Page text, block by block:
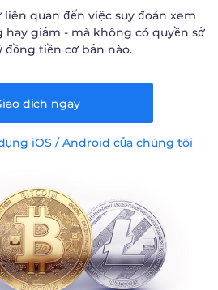
quan đến việc suy đoán xem
hay giảm - mà không có quyền sở
đồng tiền cơ bản nào.
dịch ngay
iOS / Android của chúng tôi